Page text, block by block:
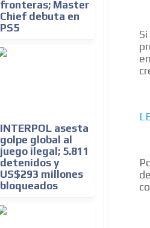
fronteras; Master
Chief debuta en
PS5
INTERPOL asesta
golpe global al
juego ilegal; 5.811
detenidos y
US$293 millones
bloqueados